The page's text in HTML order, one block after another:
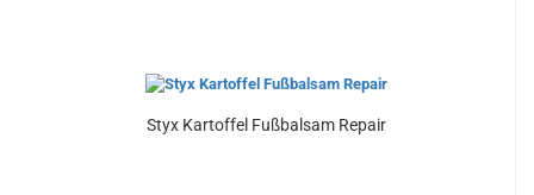
Styx Kartoffel Fußbalsam Repair